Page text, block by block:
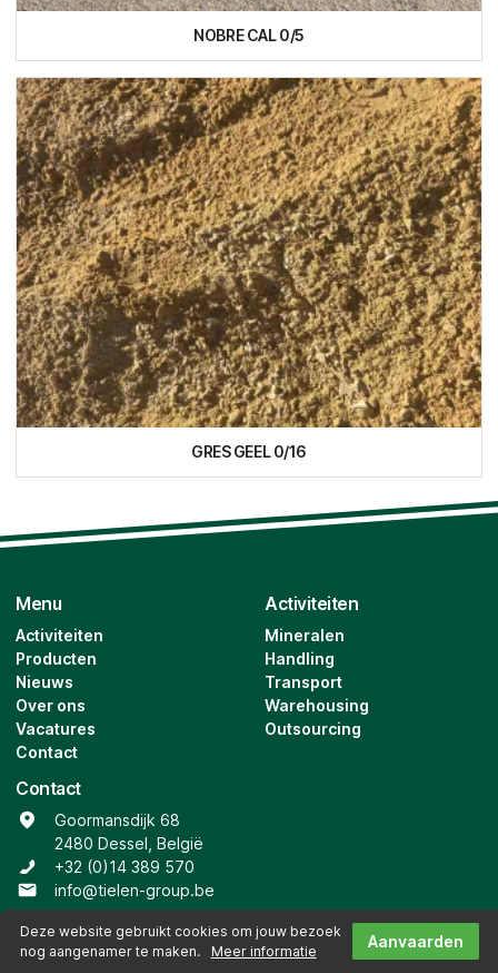
Deze website gebruikt cookies om jouw bezoek
nog aangenamer te maken.
Meer informatie Aanvaarden
NOBRE CAL 0/5
GRES GEEL 0/16
Menu
Activiteiten
Producten
Nieuws
Over ons
Vacatures
Contact
Activiteiten
Mineralen
Handling
Transport
Warehousing
Outsourcing
Contact
Goormansdijk 68
2480 Dessel, België
+32 (0)14 389 570
info@tielen-group.be
Facebook